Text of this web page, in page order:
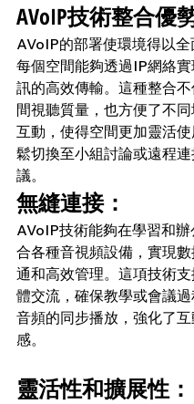
AVoIP技術整合優
AVoIP的部署使環境得以全
每個空間能夠透過IP網絡
訊的高效傳輸。這種整合
間視聽質量，也方便了不
互動，使得空間更加靈活
鬆切換至小組討論或遠程
議。
無縫連接：
AVoIP技術能夠在學習和
合各種音視頻設備，實現
通和高效管理。這項技術
體交流，確保教學或會議
音頻的同步播放，強化了
感。
靈活性和擴展性：